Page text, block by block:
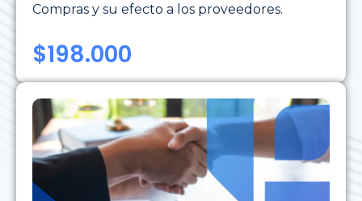
Compras y su efecto a los proveedores.
$198.000